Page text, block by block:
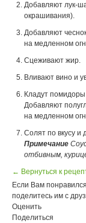
Добавляют лук-
окрашивания).
Добавляют
на медленном
Сцеживают жир.
Вливают вино и
Кладут
Добавляют
на медленном
Солят по вкусу и
Примечание
отбивным,
← Вернуться к
Если Вам
поделитесь им с
Оценить
Поделиться